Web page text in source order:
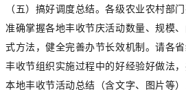
（五）搞好调度总结。各级农业农村部
准确掌握各地丰收节庆活动数量、规模
式方法，健全完善办节长效机制。请各
丰收节组织实施过程中的好经验好做法
本地丰收节活动总结（含文字、图片等